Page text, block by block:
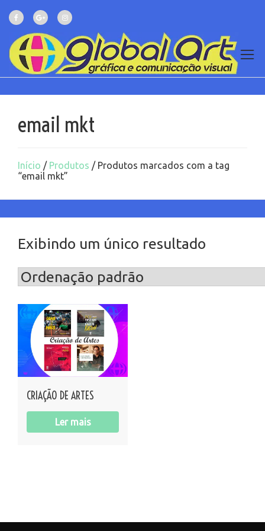
email mkt
Início / Produtos / Produtos marcados com a tag
“email mkt”
Exibindo um único resultado
CRIAÇÃO DE ARTES
Ler mais